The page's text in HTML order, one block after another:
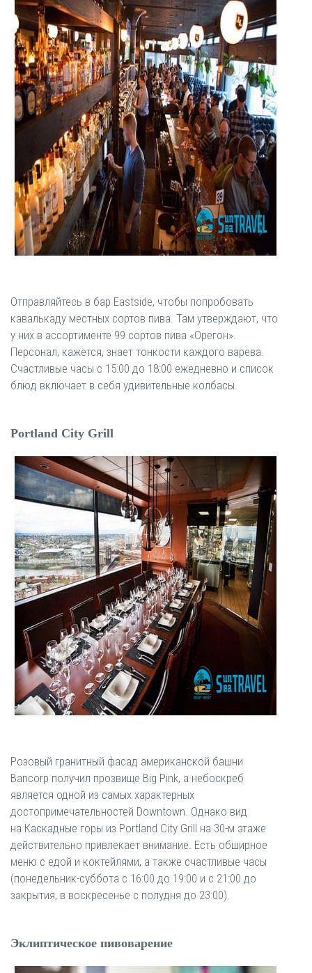
Отправляйтесь в бар Eastside, чтобы попробовать
кавалькаду местных сортов пива. Там утверждают, что
у них в ассортименте 99 сортов пива «Орегон».
Персонал, кажется, знает тонкости каждого варева.
Счастливые часы с 15:00 до 18:00 ежедневно и список
блюд включает в себя удивительные колбасы.
Portland City Grill
Розовый гранитный фасад американской башни
Bancorp получил прозвище Big Pink, а небоскреб
является одной из самых характерных
достопримечательностей Downtown. Однако вид
на Каскадные горы из Portland City Grill на 30-м этаже
действительно привлекает внимание. Есть обширное
меню с едой и коктейлями, а также счастливые часы
(понедельник-суббота с 16:00 до 19:00 и с 21:00 до
закрытия, в воскресенье с полудня до 23:00).
Эклиптическое пивоварение